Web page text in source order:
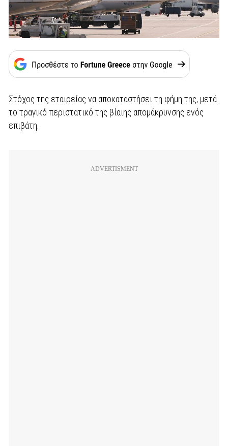
Στόχος της εταιρείας να αποκαταστήσει τη φήμη της, μετά
το τραγικό περιστατικό της βίαιης απομάκρυνσης ενός
επιβάτη.